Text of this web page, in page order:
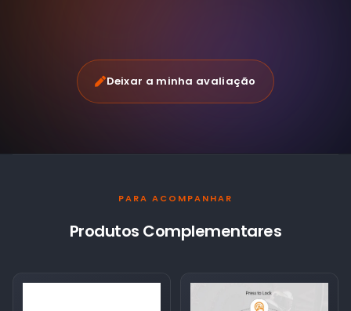
Deixar a minha avaliação
PARA ACOMPANHAR
Produtos Complementares